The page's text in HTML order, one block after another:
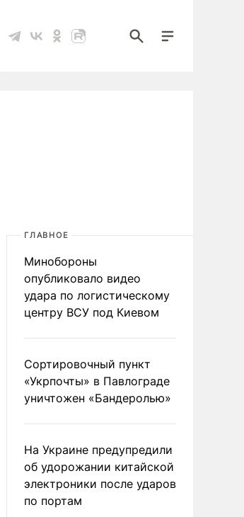
ГЛАВНОЕ
Минобороны
опубликовало видео
удара по логистическому
центру ВСУ под Киевом
Сортировочный пункт
«Укрпочты» в Павлограде
уничтожен «Бандеролью»
На Украине предупредили
об удорожании китайской
электроники после ударов
по портам